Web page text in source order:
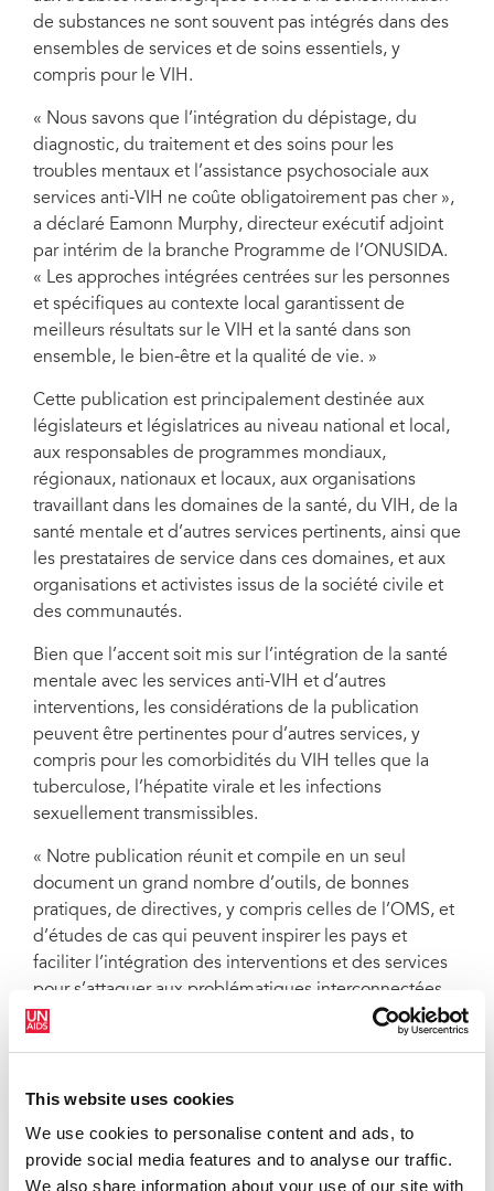
This website uses cookies
We use cookies to personalise content and ads, to
provide social media features and to analyse our traffic.
We also share information about your use of our site with
de substances ne sont souvent pas intégrés dans des
ensembles de services et de soins essentiels, y
compris pour le VIH.
« Nous savons que l’intégration du dépistage, du
diagnostic, du traitement et des soins pour les
troubles mentaux et l’assistance psychosociale aux
services anti-VIH ne coûte obligatoirement pas cher »,
a déclaré Eamonn Murphy, directeur exécutif adjoint
par intérim de la branche Programme de l’ONUSIDA.
« Les approches intégrées centrées sur les personnes
et spécifiques au contexte local garantissent de
meilleurs résultats sur le VIH et la santé dans son
ensemble, le bien-être et la qualité de vie. »
Cette publication est principalement destinée aux
législateurs et législatrices au niveau national et local,
aux responsables de programmes mondiaux,
régionaux, nationaux et locaux, aux organisations
travaillant dans les domaines de la santé, du VIH, de la
santé mentale et d’autres services pertinents, ainsi que
les prestataires de service dans ces domaines, et aux
organisations et activistes issus de la société civile et
des communautés.
Bien que l’accent soit mis sur l’intégration de la santé
mentale avec les services anti-VIH et d’autres
interventions, les considérations de la publication
peuvent être pertinentes pour d’autres services, y
compris pour les comorbidités du VIH telles que la
tuberculose, l’hépatite virale et les infections
sexuellement transmissibles.
« Notre publication réunit et compile en un seul
document un grand nombre d’outils, de bonnes
pratiques, de directives, y compris celles de l’OMS, et
d’études de cas qui peuvent inspirer les pays et
faciliter l’intégration des interventions et des services
pour s’attaquer aux problématiques interconnectées
de la santé mentale et du VIH sur le terrain », a déclaré
infections sexuellement transmissibles de l’OMS.
« Avec cette publication conjointe de l’ONUSIDA et
de l’OMS, nous espérons pouvoir aider ensemble les